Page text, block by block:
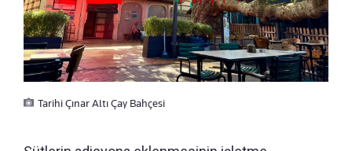
Tarihi Çınar Altı Çay Bahçesi